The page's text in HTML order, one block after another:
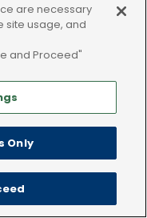
DK
FI
IE
are necessary
site usage, and
and Proceed"
Only